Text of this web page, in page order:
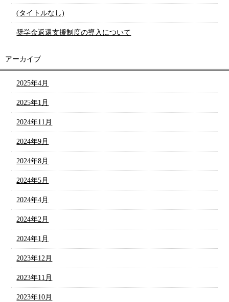
(タイトルなし)
奨学金返還支援制度の導入について
アーカイブ
2025年4月
2025年1月
2024年11月
2024年9月
2024年8月
2024年5月
2024年4月
2024年2月
2024年1月
2023年12月
2023年11月
2023年10月